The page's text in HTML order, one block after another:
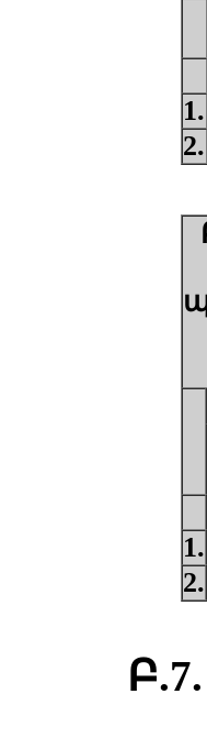
1.
2.
1.
2.